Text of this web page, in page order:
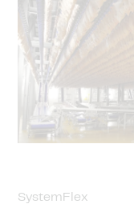
SystemFlex